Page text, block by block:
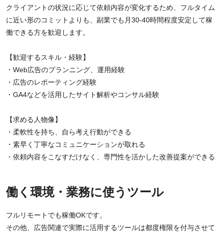
クライアントの状況に応じて依頼内容が変化するため、フルタイム
に近い形のコミットよりも、副業でも月30-40時間程度安定して稼
働できる方を歓迎します。
【歓迎するスキル・経験】
・Web広告のプランニング、運用経験
・広告のレポーティング経験
・GA4などを活用したサイト解析やコンサル経験
【求める人物像】
・柔軟性を持ち、自ら考え行動ができる
・素早く丁寧なコミュニケーションが取れる
・依頼内容をこなすだけなく、専門性を活かした改善提案ができる
働く環境・業務に使うツール
フルリモートでも稼働OKです。
その他、広告関連で実際に活用するツールは都度権限を付与させて